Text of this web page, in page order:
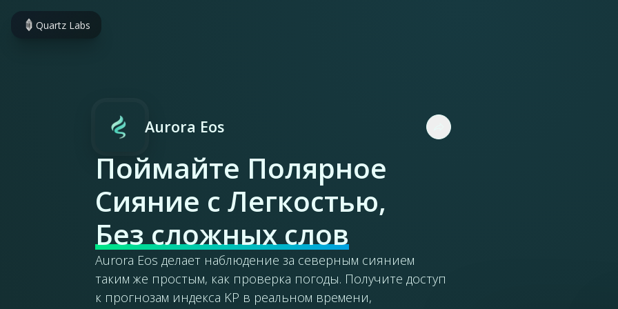
Quartz Labs
Aurora Eos
Поймайте Полярное
Сияние с Легкостью,
Без сложных слов
Aurora Eos делает наблюдение за северным сиянием
таким же простым, как проверка погоды. Получите доступ
к прогнозам индекса KP в реальном времени,